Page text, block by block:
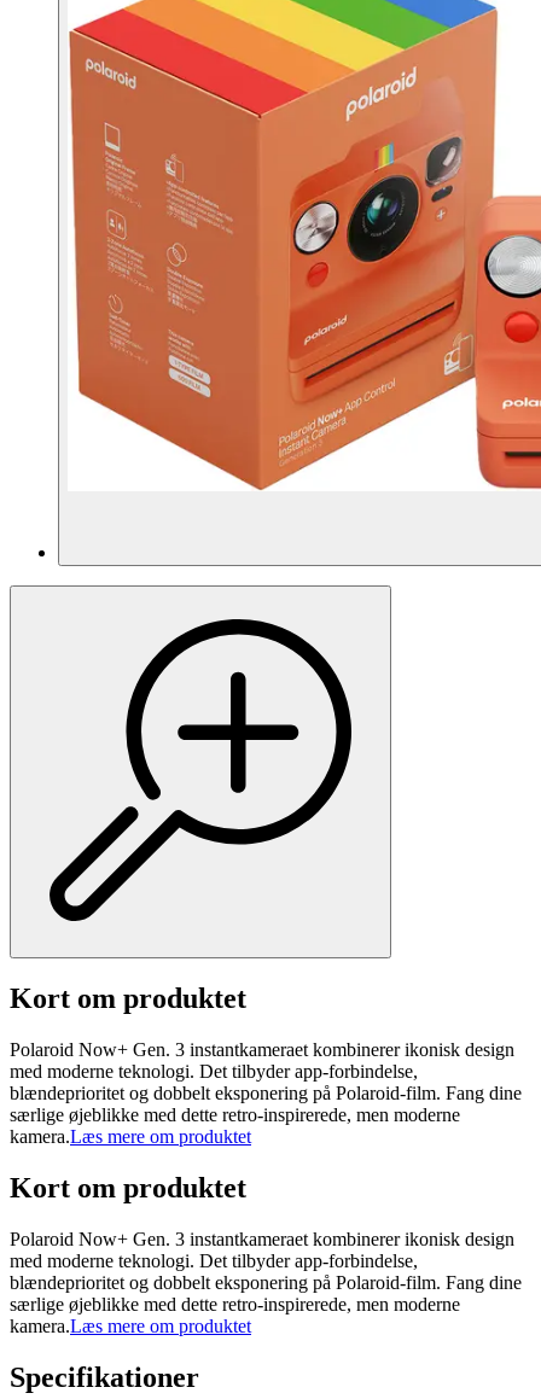
Kort om produktet
Polaroid Now+ Gen. 3 instantkameraet kombinerer ikonisk design
med moderne teknologi. Det tilbyder app-forbindelse,
blændeprioritet og dobbelt eksponering på Polaroid-film. Fang dine
særlige øjeblikke med dette retro-inspirerede, men moderne
kamera.Læs mere om produktet
Kort om produktet
Polaroid Now+ Gen. 3 instantkameraet kombinerer ikonisk design
med moderne teknologi. Det tilbyder app-forbindelse,
blændeprioritet og dobbelt eksponering på Polaroid-film. Fang dine
særlige øjeblikke med dette retro-inspirerede, men moderne
kamera.Læs mere om produktet
Specifikationer